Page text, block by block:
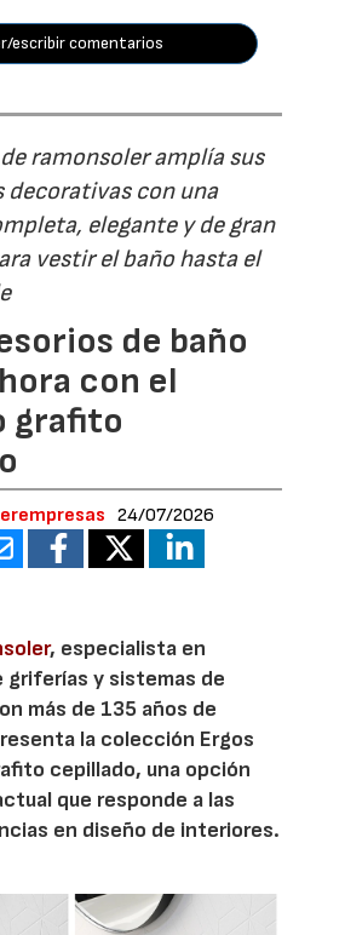
escribir comentarios
ramonsoler amplía sus
decorativas con una
elegante y de gran
vestir el baño hasta el
de baño
con el
grafito
24/07/2026
, especialista en
griferías y sistemas de
más de 135 años de
la colección Ergos
cepillado, una opción
que responde a las
en diseño de interiores.